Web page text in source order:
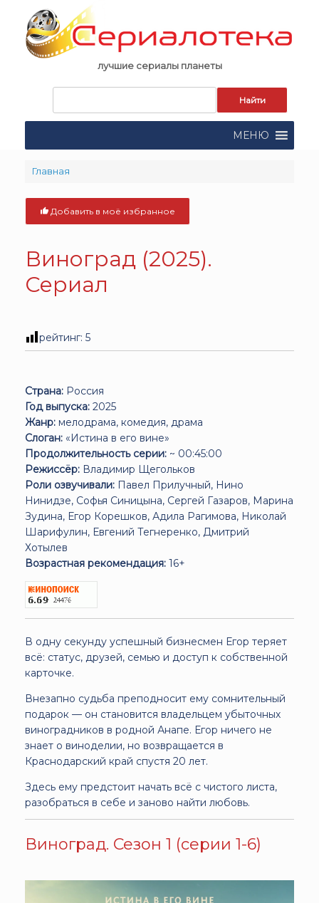
content
лучшие сериалы планеты
поиска:
МЕНЮ
Главная
Добавить в моё избранное
Виноград (2025).
Сериал
рейтинг: 5
Страна: Россия
Год выпуска: 2025
Жанр: мелодрама, комедия, драма
Слоган: «Истина в его вине»
Продолжительность серии: ~ 00:45:00
Режиссёр: Владимир Щегольков
Роли озвучивали: Павел Прилучный, Нино
Нинидзе, Софья Синицына, Сергей Газаров, Марина
Зудина, Егор Корешков, Адила Рагимова, Николай
Шарифулин, Евгений Тегнеренко, Дмитрий
Хотылев
Возрастная рекомендация: 16+
В одну секунду успешный бизнесмен Егор теряет
всё: статус, друзей, семью и доступ к собственной
карточке.
Внезапно судьба преподносит ему сомнительный
подарок — он становится владельцем убыточных
виноградников в родной Анапе. Егор ничего не
знает о виноделии, но возвращается в
Краснодарский край спустя 20 лет.
Здесь ему предстоит начать всё с чистого листа,
разобраться в себе и заново найти любовь.
Виноград. Сезон 1 (серии 1-6)